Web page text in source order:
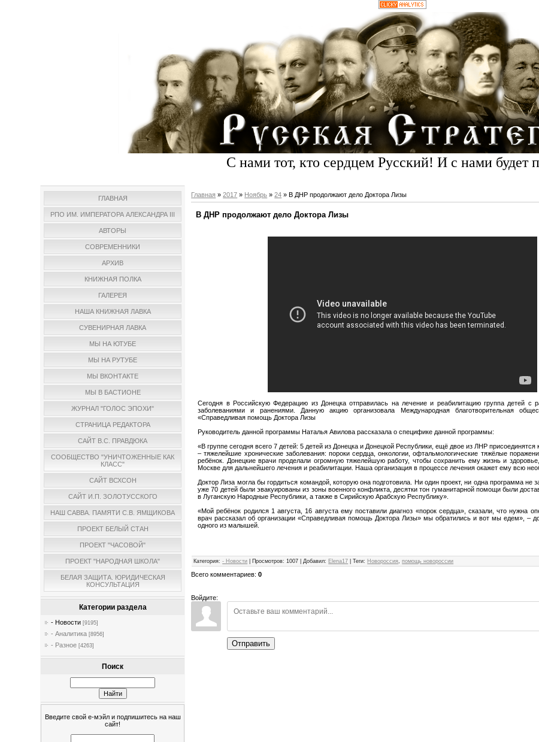
С нами тот, кто сердцем Русский! И с нами будет
ГЛАВНАЯ
РПО ИМ. ИМПЕРАТОРА АЛЕКСАНДРА III
АВТОРЫ
СОВРЕМЕННИКИ
АРХИВ
КНИЖНАЯ ПОЛКА
ГАЛЕРЕЯ
НАША КНИЖНАЯ ЛАВКА
СУВЕНИРНАЯ ЛАВКА
МЫ НА ЮТУБЕ
МЫ НА РУТУБЕ
МЫ ВКОНТАКТЕ
МЫ В БАСТИОНЕ
ЖУРНАЛ "ГОЛОС ЭПОХИ"
СТРАНИЦА РЕДАКТОРА
САЙТ В.С. ПРАВДЮКА
СООБЩЕСТВО "УНИЧТОЖЕННЫЕ КАК
КЛАСС"
САЙТ ВСХСОН
САЙТ И.П. ЗОЛОТУССКОГО
НАШ САВВА. ПАМЯТИ С.В. ЯМЩИКОВА
ПРОЕКТ БЕЛЫЙ СТАН
ПРОЕКТ "ЧАСОВОЙ"
ПРОЕКТ "НАРОДНАЯ ШКОЛА"
БЕЛАЯ ЗАЩИТА. ЮРИДИЧЕСКАЯ
КОНСУЛЬТАЦИЯ
Категории раздела
- Новости [9195]
- Аналитика [8956]
- Разное [4263]
Поиск
Введите свой е-мэйл и подпишитесь на наш
сайт!
Главная »2017 » Ноябрь » 24 » В ДНР продолжают дело Доктора Лизы
В ДНР продолжают дело Доктора Лизы
Сегодня в Российскую Федерацию из Донецка отправилась на лечение и реабилитацию группа детей с
заболеваниями и ранениями. Данную акцию организовала Международная благотворительная
«Справедливая помощь Доктора Лизы
Руководитель данной программы Наталья Авилова рассказала о специфике данной программы:
«В группе сегодня всего 7 детей: 5 детей из Донецка и Донецкой Республики, ещё двое из ЛНР
– тяжелейшие хронические заболевания: пороки сердца, онкологии, офтальмологические тяжёлые
ребёнок. Донецкие врачи проделали огромную тяжелейшую работу, чтобы сохранить ему жизнь и
Москве для дальнейшего лечения и реабилитации. Наша организация в процессе лечения окажет ему всю
Доктор Лиза могла бы гордиться командой, которую она подготовила. Ни один проект, ни одна программа не
уже 70 детей были эвакуированы из зоны военного конфликта, десятки тон гуманитарной помощи были
в Луганскую Народные Республики, а также в Сирийскую Арабскую Республику».
«Мой ребёнок родился 1 августа, 16 августа ему поставили диагноз «порок сердца», сказали, что нужна
врач рассказал об организации «Справедливая помощь Доктора Лизы» мы обратились и вот мы едем», –
одного из малышей.
Категория: - Новости Просмотров: 1007 |Добавил: Elena17 |Теги: Новороссия,помощь новороссии
Всего комментариев:0
Войдите:
Отправить